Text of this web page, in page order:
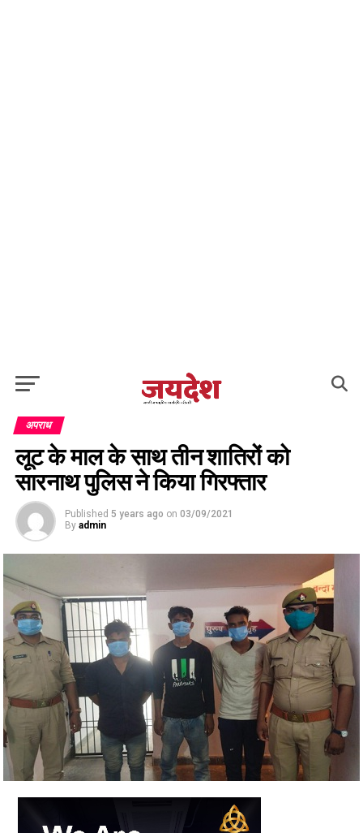
अपराध
लूट के माल के साथ तीन शातिरों को
सारनाथ पुलिस ने किया गिरफ्तार
Published 5 years ago on 03/09/2021
By admin